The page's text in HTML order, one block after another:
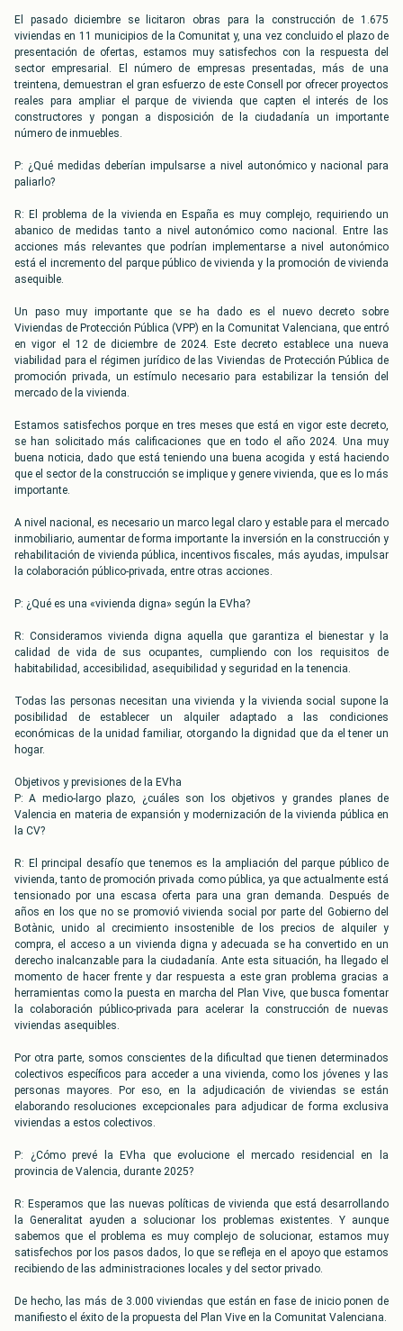
El pasado diciembre se licitaron obras para la construcción de 1.675
viviendas en 11 municipios de la Comunitat y, una vez concluido el plazo de
presentación de ofertas, estamos muy satisfechos con la respuesta del
sector empresarial. El número de empresas presentadas, más de una
treintena, demuestran el gran esfuerzo de este Consell por ofrecer proyectos
reales para ampliar el parque de vivienda que capten el interés de los
constructores y pongan a disposición de la ciudadanía un importante
número de inmuebles.
P: ¿Qué medidas deberían impulsarse a nivel autonómico y nacional para
paliarlo?
R: El problema de la vivienda en España es muy complejo, requiriendo un
abanico de medidas tanto a nivel autonómico como nacional. Entre las
acciones más relevantes que podrían implementarse a nivel autonómico
está el incremento del parque público de vivienda y la promoción de vivienda
asequible.
Un paso muy importante que se ha dado es el nuevo decreto sobre
Viviendas de Protección Pública (VPP) en la Comunitat Valenciana, que entró
en vigor el 12 de diciembre de 2024. Este decreto establece una nueva
viabilidad para el régimen jurídico de las Viviendas de Protección Pública de
promoción privada, un estímulo necesario para estabilizar la tensión del
mercado de la vivienda.
Estamos satisfechos porque en tres meses que está en vigor este decreto,
se han solicitado más calificaciones que en todo el año 2024. Una muy
buena noticia, dado que está teniendo una buena acogida y está haciendo
que el sector de la construcción se implique y genere vivienda, que es lo más
importante.
A nivel nacional, es necesario un marco legal claro y estable para el mercado
inmobiliario, aumentar de forma importante la inversión en la construcción y
rehabilitación de vivienda pública, incentivos fiscales, más ayudas, impulsar
la colaboración público-privada, entre otras acciones.
P: ¿Qué es una «vivienda digna» según la EVha?
R: Consideramos vivienda digna aquella que garantiza el bienestar y la
calidad de vida de sus ocupantes, cumpliendo con los requisitos de
habitabilidad, accesibilidad, asequibilidad y seguridad en la tenencia.
Todas las personas necesitan una vivienda y la vivienda social supone la
posibilidad de establecer un alquiler adaptado a las condiciones
económicas de la unidad familiar, otorgando la dignidad que da el tener un
hogar.
Objetivos y previsiones de la EVha
P: A medio-largo plazo, ¿cuáles son los objetivos y grandes planes de
Valencia en materia de expansión y modernización de la vivienda pública en
la CV?
R: El principal desafío que tenemos es la ampliación del parque público de
vivienda, tanto de promoción privada como pública, ya que actualmente está
tensionado por una escasa oferta para una gran demanda. Después de
años en los que no se promovió vivienda social por parte del Gobierno del
Botànic, unido al crecimiento insostenible de los precios de alquiler y
compra, el acceso a un vivienda digna y adecuada se ha convertido en un
derecho inalcanzable para la ciudadanía. Ante esta situación, ha llegado el
momento de hacer frente y dar respuesta a este gran problema gracias a
herramientas como la puesta en marcha del Plan Vive, que busca fomentar
la colaboración público-privada para acelerar la construcción de nuevas
viviendas asequibles.
Por otra parte, somos conscientes de la dificultad que tienen determinados
colectivos específicos para acceder a una vivienda, como los jóvenes y las
personas mayores. Por eso, en la adjudicación de viviendas se están
elaborando resoluciones excepcionales para adjudicar de forma exclusiva
viviendas a estos colectivos.
P: ¿Cómo prevé la EVha que evolucione el mercado residencial en la
provincia de Valencia, durante 2025?
R: Esperamos que las nuevas políticas de vivienda que está desarrollando
la Generalitat ayuden a solucionar los problemas existentes. Y aunque
sabemos que el problema es muy complejo de solucionar, estamos muy
satisfechos por los pasos dados, lo que se refleja en el apoyo que estamos
recibiendo de las administraciones locales y del sector privado.
De hecho, las más de 3.000 viviendas que están en fase de inicio ponen de
manifiesto el éxito de la propuesta del Plan Vive en la Comunitat Valenciana.